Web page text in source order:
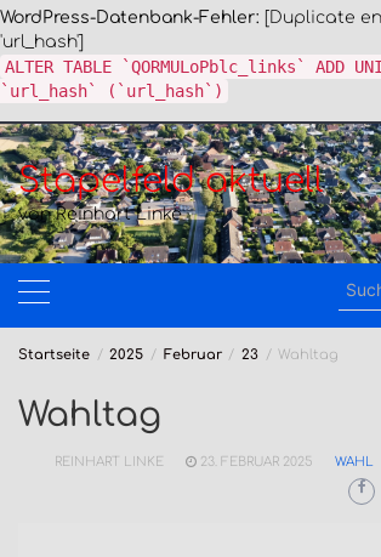
WordPress-Datenbank-Fehler: [Duplicate
'url_hash']
ALTER TABLE `QORMULoPblc_links` ADD
`url_hash` (`url_hash`)
Zum
Inhalt
springen
Stapelfeld aktuell
von Reinhart Linke
nach:
Startseite 2025 Februar 23 Wahltag
Wahltag
REINHART LINKE 23. FEBRUAR 2025 WAHL